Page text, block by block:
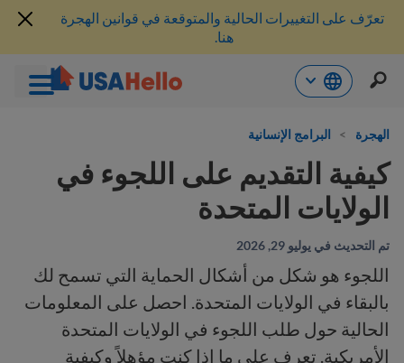
إلى
تعرّف على التغييرات الحالية والمتوقعة في قوانين الهجرة
هنا.
الهجرة > البرامج الإنسانية
كيفية التقديم على اللجوء في
الولايات المتحدة
تم التحديث في يوليو 29, 2026
اللجوء هو شكل من أشكال الحماية التي تسمح لك
بالبقاء في الولايات المتحدة. احصل على المعلومات
الحالية حول طلب اللجوء في الولايات المتحدة
الأمريكية. تعرف على ما إذا كنت مؤهلاً وكيفية